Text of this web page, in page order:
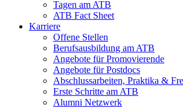
Tagen am ATB
ATB Fact Sheet
Karriere
Offene Stellen
Berufsausbildung am ATB
Angebote für Promovierende
Angebote für Postdocs
Abschlussarbeiten, Praktika &
Erste Schritte am ATB
Alumni Netzwerk